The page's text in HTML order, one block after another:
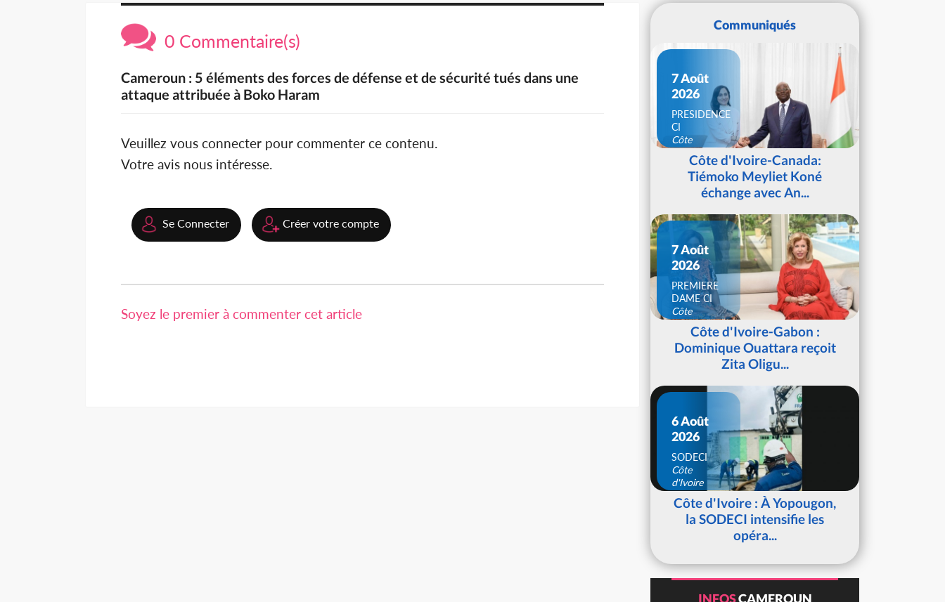
0 Commentaire(s)
Cameroun : 5 éléments des forces de défense et de sécurité tués dans une
attaque attribuée à Boko Haram
Veuillez vous connecter pour commenter ce contenu.
Votre avis nous intéresse.
Se Connecter Créer votre compte
Soyez le premier à commenter cet article
Communiqués
7 Août
2026
PRESIDENCE
CI
Côte
d'IvoireCôte d'Ivoire-Canada:
Tiémoko Meyliet Koné
échange avec An...
7 Août
2026
PREMIERE
DAME CI
Côte
d'IvoireCôte d'Ivoire-Gabon :
Dominique Ouattara reçoit
Zita Oligu...
6 Août
2026
SODECI
Côte
d'Ivoire
Côte d'Ivoire : À Yopougon,
la SODECI intensifie les
opéra...
INFOSCAMEROUN